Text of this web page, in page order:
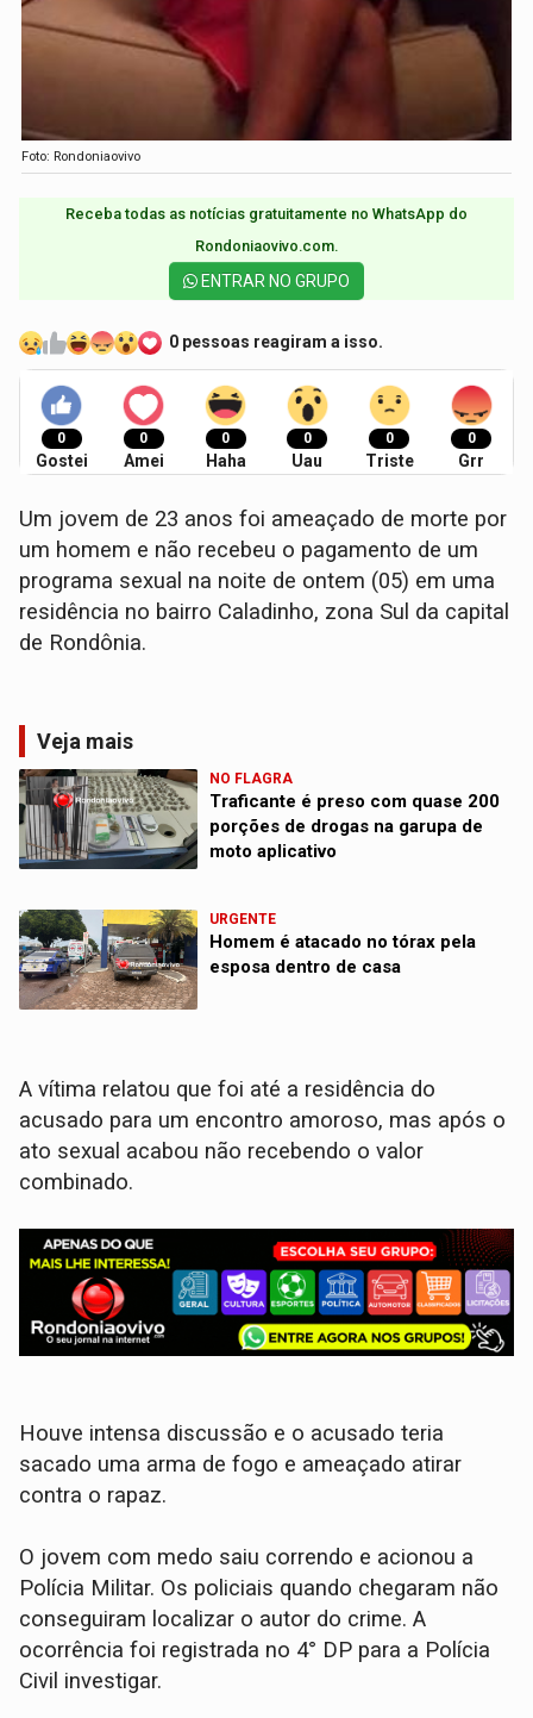
Foto: Rondoniaovivo
Receba todas as notícias gratuitamente no WhatsApp do
Rondoniaovivo.com.​
ENTRAR NO GRUPO
0 pessoas reagiram a isso.
0
Gostei
0
Amei
0
Haha
0
Uau
0
Triste
0
Grr
Um jovem de 23 anos foi ameaçado de morte por
um homem e não recebeu o pagamento de um
programa sexual na noite de ontem (05) em uma
residência no bairro Caladinho, zona Sul da capital
de Rondônia.
Veja mais
NO FLAGRA
Traficante é preso com quase 200
porções de drogas na garupa de
moto aplicativo
URGENTE
Homem é atacado no tórax pela
esposa dentro de casa
A vítima relatou que foi até a residência do
acusado para um encontro amoroso, mas após o
ato sexual acabou não recebendo o valor
combinado.
Houve intensa discussão e o acusado teria
sacado uma arma de fogo e ameaçado atirar
contra o rapaz.
O jovem com medo saiu correndo e acionou a
Polícia Militar. Os policiais quando chegaram não
conseguiram localizar o autor do crime. A
ocorrência foi registrada no 4° DP para a Polícia
Civil investigar.